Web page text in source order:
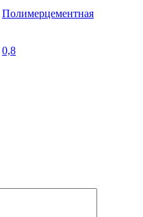
Полимерцементная
0,8